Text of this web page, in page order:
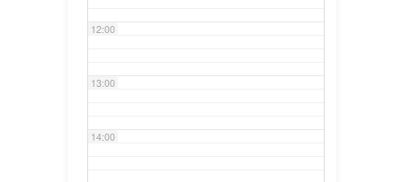
12:00
13:00
14:00